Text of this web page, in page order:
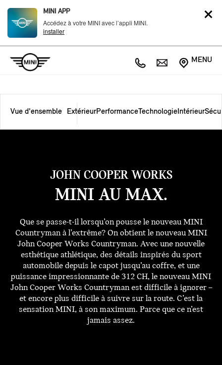
MINI APP
Accédez à votre MINI avec l’appli MINI.
installer
MENU
Vue d'ensemble ExtérieurPerformanceTechnologie Intérieur
JOHN COOPER WORKS
MINI AU MAX.
Que se passe-t-il lorsqu’on pousse le nouveau MINI
Countryman à l’extrême? On obtient le nouveau MINI
John Cooper Works Countryman. Avec une nouvelle
esthétique athlétique, des détails inspirés du sport
automobile depuis le capot jusqu’au coffre, et une
puissance impressionnante de 312 CH, le nouveau MINI
John Cooper Works Countryman est difficile à ignorer –
et encore plus difficile à suivre sur la route. C’est la
sensation MINI, à son maximum. Parce que ce n’est
jamais assez.